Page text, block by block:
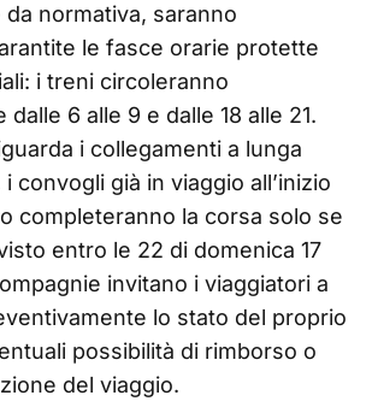
normativa, saranno
le fasce orarie protette
i treni circoleranno
6 alle 9 e dalle 18 alle 21.
i collegamenti a lunga
convogli già in viaggio all’inizio
completeranno la corsa solo se
entro le 22 di domenica 17
invitano i viaggiatori a
lo stato del proprio
possibilità di rimborso o
del viaggio.